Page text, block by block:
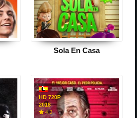
Sola En Casa
HD 720P
2018
4,2